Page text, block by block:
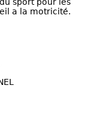
a la motricité.